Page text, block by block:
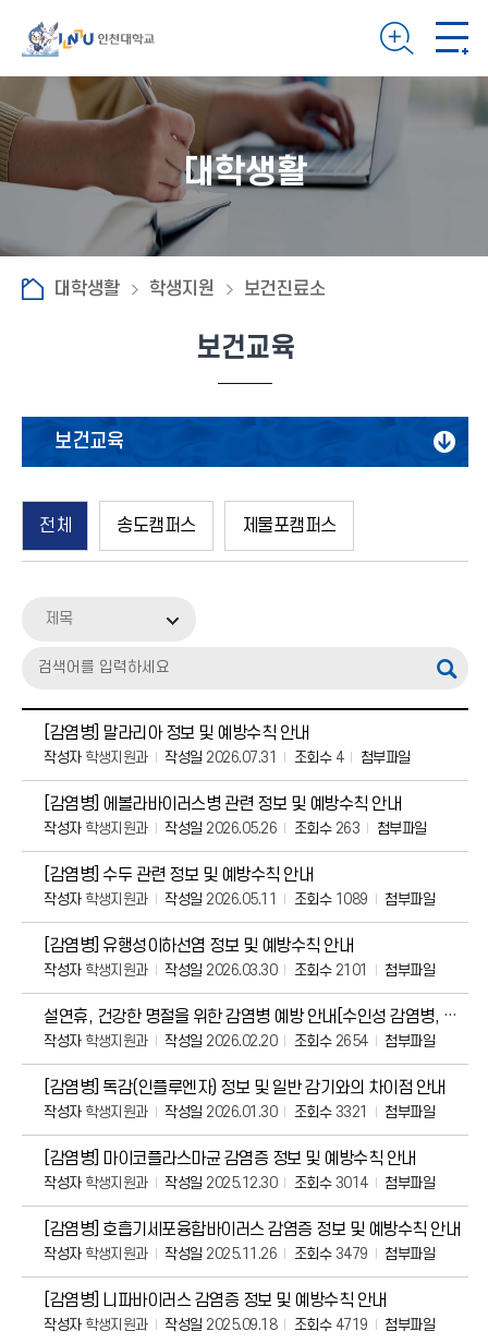
대학생활
대학생활 학생지원 보건진료소
보건교육
보건교육
전체 송도캠퍼스 제물포캠퍼스
제목
[감염병] 말라리아 정보 및 예방수칙 안내
작성자학생지원과 작성일 2026.07.31 조회수4 첨부파일
[감염병] 에볼라바이러스병 관련 정보 및 예방수칙 안내
작성자학생지원과 작성일 2026.05.26 조회수263 첨부파일
[감염병] 수두 관련 정보 및 예방수칙 안내
작성자학생지원과 작성일 2026.05.11 조회수1089 첨부파일
[감염병] 유행성이하선염 정보 및 예방수칙 안내
작성자학생지원과 작성일 2026.03.30 조회수2101 첨부파일
설연휴, 건강한 명절을 위한 감염병 예방 안내[수인성 감염병, 호흡기 감염병, 해외유입 모
작성자학생지원과 작성일 2026.02.20 조회수2654 첨부파일
[감염병] 독감(인플루엔자) 정보 및 일반 감기와의 차이점 안내
작성자학생지원과 작성일 2026.01.30 조회수3321 첨부파일
[감염병] 마이코플라스마균 감염증 정보 및 예방수칙 안내
작성자학생지원과 작성일 2025.12.30 조회수3014 첨부파일
[감염병] 호흡기세포융합바이러스 감염증 정보 및 예방수칙 안내
작성자학생지원과 작성일 2025.11.26 조회수3479 첨부파일
[감염병] 니파바이러스 감염증 정보 및 예방수칙 안내
작성자학생지원과 작성일 2025.09.18 조회수4719 첨부파일